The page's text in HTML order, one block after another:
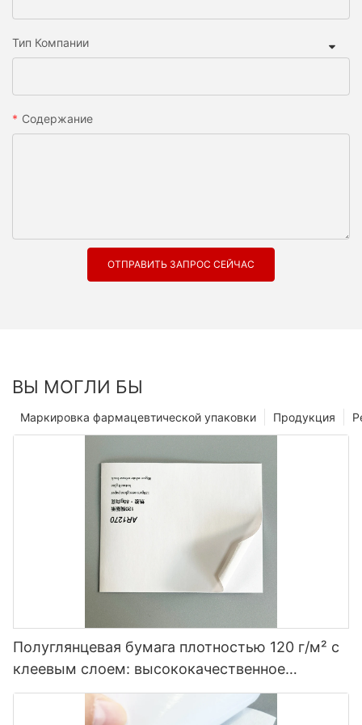
Тип Компании
Содержание
ОТПРАВИТЬ ЗАПРОС СЕЙЧАС
ВЫ МОГЛИ БЫ
Продукция
Маркировка фармацевтической упаковки
Полуглянцевая бумага плотностью 120 г/м² с
клеевым слоем: высококачественное
решение для маркировки.